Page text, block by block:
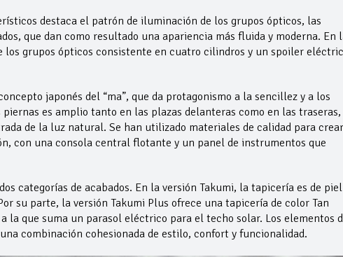
destaca el patrón de iluminación de los grupos ópticos, las
que dan como resultado una apariencia más fluida y moderna. En
grupos ópticos consistente en cuatro cilindros y un spoiler
japonés del “ma”, que da protagonismo a la sencillez y a los
es amplio tanto en las plazas delanteras como en las traseras,
de la luz natural. Se han utilizado materiales de calidad para
con una consola central flotante y un panel de instrumentos que
categorías de acabados. En la versión Takumi, la tapicería es de piel
su parte, la versión Takumi Plus ofrece una tapicería de color Tan
la que suma un parasol eléctrico para el techo solar. Los elementos
combinación cohesionada de estilo, confort y funcionalidad.